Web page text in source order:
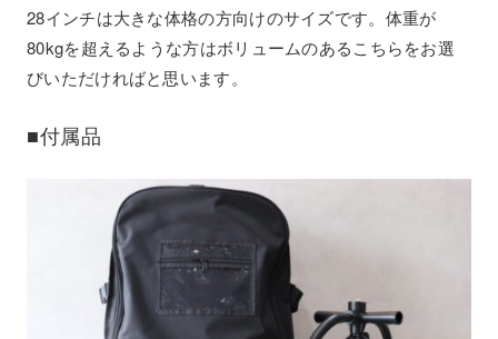
28インチは大きな体格の方向けのサイズです。体重が
80kgを超えるような方はボリュームのあるこちらをお選
びいただければと思います。
■付属品